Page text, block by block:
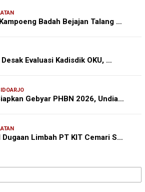
Badah Bejajan Talang …
Evaluasi Kadisdik OKU, …
Gebyar PHBN 2026, Undia…
Dugaan Limbah PT KIT Cemari S…